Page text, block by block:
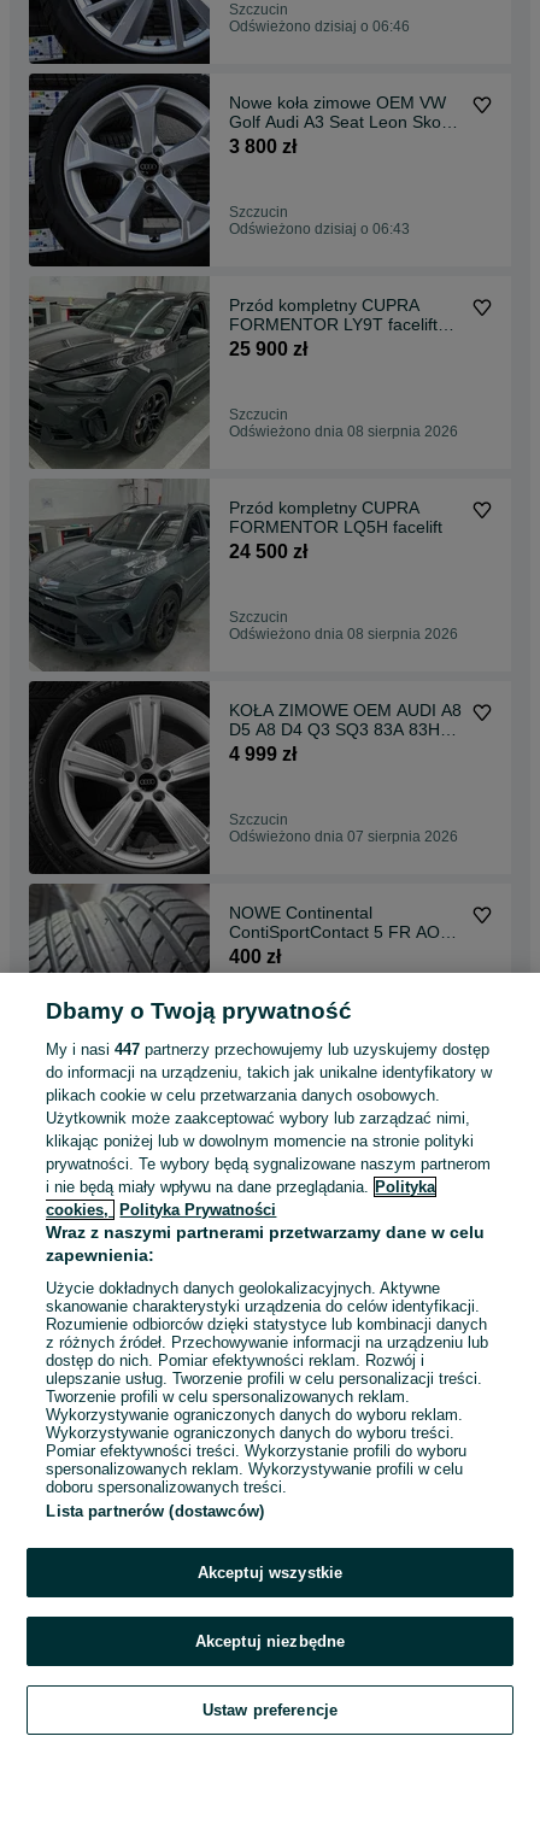
Szczucin
Odświeżono dzisiaj o 06:46
Nowe koła zimowe OEM VW
Golf Audi A3 Seat Leon Skoda
Octavia 17" NOWE Pirelli
3 800 zł
Szczucin
Odświeżono dzisiaj o 06:43
Przód kompletny CUPRA
FORMENTOR LY9T facelift
VZ5
25 900 zł
Szczucin
Odświeżono dnia 08 sierpnia 2026
Przód kompletny CUPRA
FORMENTOR LQ5H facelift
24 500 zł
Szczucin
Odświeżono dnia 08 sierpnia 2026
KOŁA ZIMOWE OEM AUDI A8
D5 A8 D4 Q3 SQ3 83A 83H
19" Michelin AO 2023r 7mm
4 999 zł
Szczucin
Odświeżono dnia 07 sierpnia 2026
NOWE Continental
ContiSportContact 5 FR AO
245/45R18 96Y dot2023
400 zł
Szczucin
Odświeżono dnia 06 sierpnia 2026
Nowe koła letnie 19'' OEM
Audi Q5 SQ5 80A 8MA Conti
AO 100% ORYGINAŁ
6 999 zł
Szczucin
Odświeżono dnia 06 sierpnia 2026
1 2 3 ... 7
Zadzwoń / SMS
Szukaj Obserwujesz Dodaj Czat Konto
Dbamy o Twoją prywatność
My i nasi447 partnerzy przechowujemy lub uzyskujemy dostęp
do informacji na urządzeniu, takich jak unikalne identyfikatory w
plikach cookie w celu przetwarzania danych osobowych.
Użytkownik może zaakceptować wybory lub zarządzać nimi,
klikając poniżej lub w dowolnym momencie na stronie polityki
prywatności. Te wybory będą sygnalizowane naszym partnerom
i nie będą miały wpływu na dane przeglądania. Polityka
cookies,
Polityka Prywatności
Wraz z naszymi partnerami przetwarzamy dane w celu
zapewnienia:
Użycie dokładnych danych geolokalizacyjnych. Aktywne
skanowanie charakterystyki urządzenia do celów identyfikacji.
Rozumienie odbiorców dzięki statystyce lub kombinacji danych
z różnych źródeł. Przechowywanie informacji na urządzeniu lub
dostęp do nich. Pomiar efektywności reklam. Rozwój i
ulepszanie usług. Tworzenie profili w celu personalizacji treści.
Tworzenie profili w celu spersonalizowanych reklam.
Wykorzystywanie ograniczonych danych do wyboru reklam.
Wykorzystywanie ograniczonych danych do wyboru treści.
Pomiar efektywności treści. Wykorzystanie profili do wyboru
spersonalizowanych reklam. Wykorzystywanie profili w celu
doboru spersonalizowanych treści.
Lista partnerów (dostawców)
Akceptuj wszystkie
Akceptuj niezbędne
Ustaw preferencje